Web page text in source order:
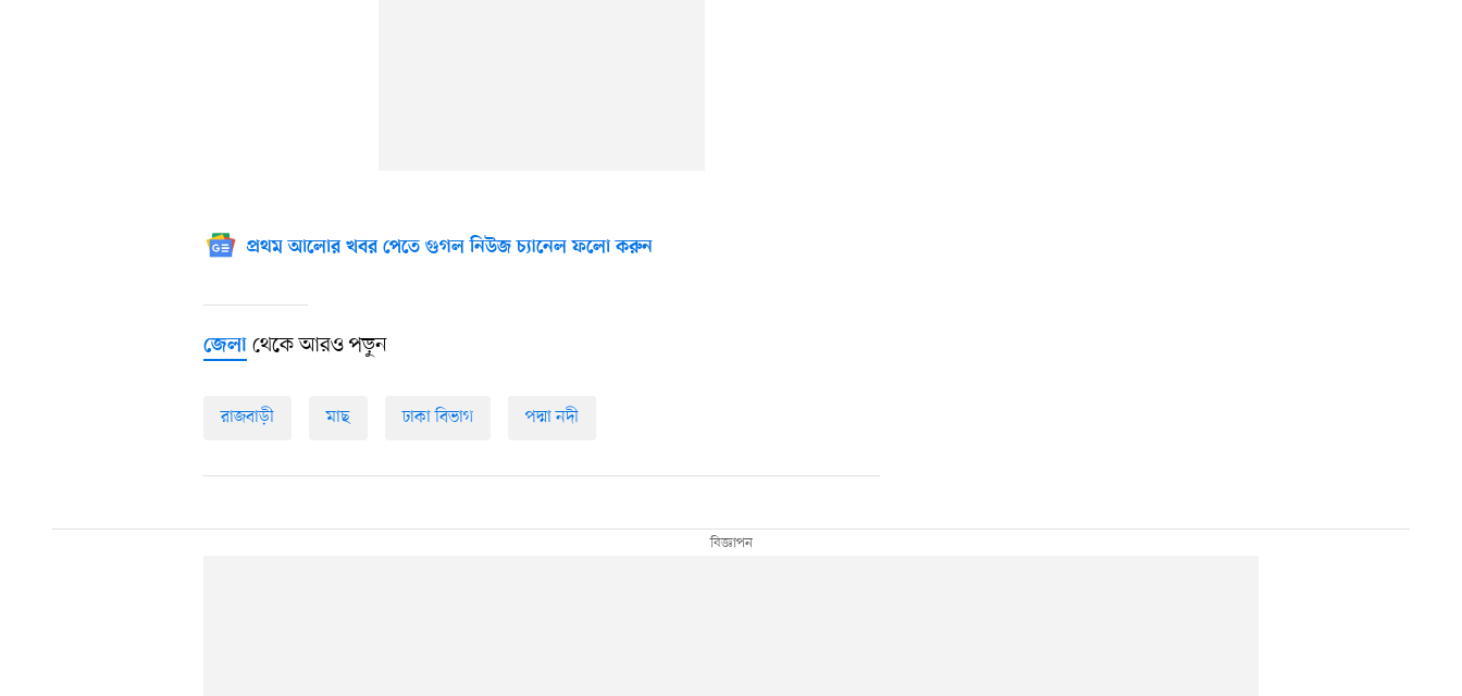
প্রথম আলোর খবর পেতে গুগল নিউজ চ্যানেল ফলো করুন
জেলা থেকে আরও পড়ুন
রাজবাড়ী মাছ ঢাকা বিভাগ পদ্মা নদী